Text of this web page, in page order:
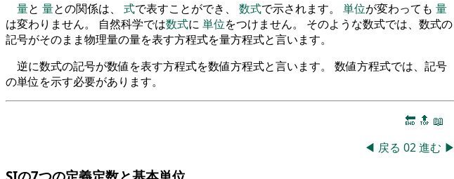
量と 量との関係は、 式で表すことができ、 数式で示されます。 単位が変わっても 量
は変わりません。 自然科学では数式に 単位をつけません。 そのような数式では、数式の
記号がそのまま物理量の量を表す方程式を量方程式と言います。
逆に数式の記号が数値を表す方程式を数値方程式と言います。 数値方程式では、記号
の単位を示す必要があります。
🔚 🔝 📖
◀ 戻る 02進む ▶